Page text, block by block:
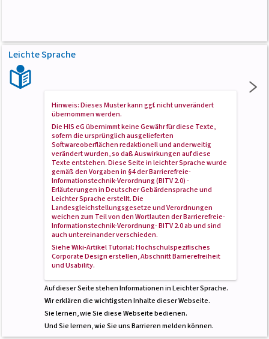
Leichte Sprache
Hinweis: Dieses Muster kann ggf. nicht unverändert
übernommen werden.
Die HIS eG übernimmt keine Gewähr für diese Texte,
sofern die ursprünglich ausgelieferten
Softwareoberflächen redaktionell und anderweitig
verändert wurden, so daß Auswirkungen auf diese
Texte entstehen. Diese Seite in leichter Sprache wurde
gemäß den Vorgaben in§4 der Barrierefreie-
Informationstechnik-Verordnung (BITV 2.0) -
Erläuterungen in Deutscher Gebärdensprache und
Leichter Spracheerstellt. Die
Landesgleichstellungsgesetze und Verordnungen
weichen zum Teil von den Wortlauten der Barrierefreie-
Informationstechnik-Verordnung- BITV 2.0 ab und sind
auch untereinander verschieden.
Siehe Wiki-ArtikelTutorial: Hochschulspezifisches
Corporate Design erstellen, AbschnittBarrierefreiheit
und Usability.
Auf dieser Seite stehen Informationen in Leichter Sprache.
Wir erklären die wichtigsten Inhalte dieser Webseite.
Sie lernen, wie Sie diese Webseite bedienen.
Und Sie lernen, wie Sie uns Barrieren melden können.